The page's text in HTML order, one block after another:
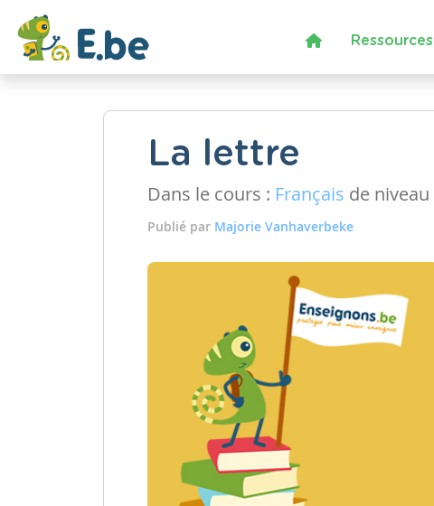
Ressources
La lettre
Dans le cours : Français de niveau
Publié par Majorie Vanhaverbeke